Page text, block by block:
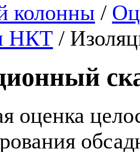
колонны /
НКТ /
оценка